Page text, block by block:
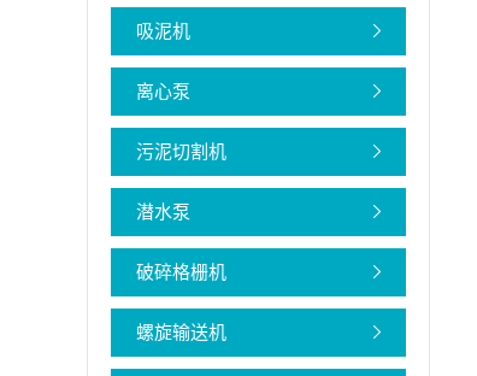
吸泥机
离心泵
污泥切割机
潜水泵
破碎格栅机
螺旋输送机